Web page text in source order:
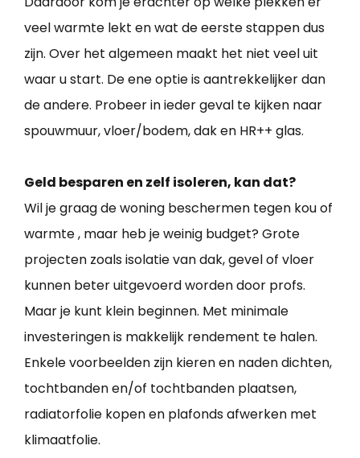
veel warmte lekt en wat de eerste stappen dus
zijn. Over het algemeen maakt het niet veel uit
waar u start. De ene optie is aantrekkelijker dan
de andere. Probeer in ieder geval te kijken naar
spouwmuur, vloer/bodem, dak en HR++ glas.
Geld besparen en zelf isoleren, kan dat?
Wil je graag de woning beschermen tegen kou of
warmte , maar heb je weinig budget? Grote
projecten zoals isolatie van dak, gevel of vloer
kunnen beter uitgevoerd worden door profs.
Maar je kunt klein beginnen. Met minimale
investeringen is makkelijk rendement te halen.
Enkele voorbeelden zijn kieren en naden dichten,
tochtbanden en/of tochtbanden plaatsen,
radiatorfolie kopen en plafonds afwerken met
klimaatfolie.